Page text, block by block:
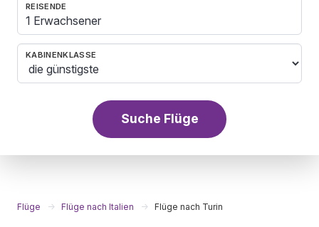
REISENDE
1 Erwachsener
KABINENKLASSE
Suche Flüge
Flüge Flüge nach Italien Flüge nach Turin